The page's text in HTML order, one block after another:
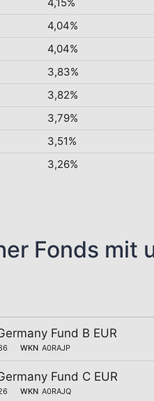
4,04%
4,04%
3,83%
3,82%
3,79%
3,51%
3,26%
Fonds mit
Fund B EUR
WKN A0RAJP
Fund C EUR
WKN A0RAJQ